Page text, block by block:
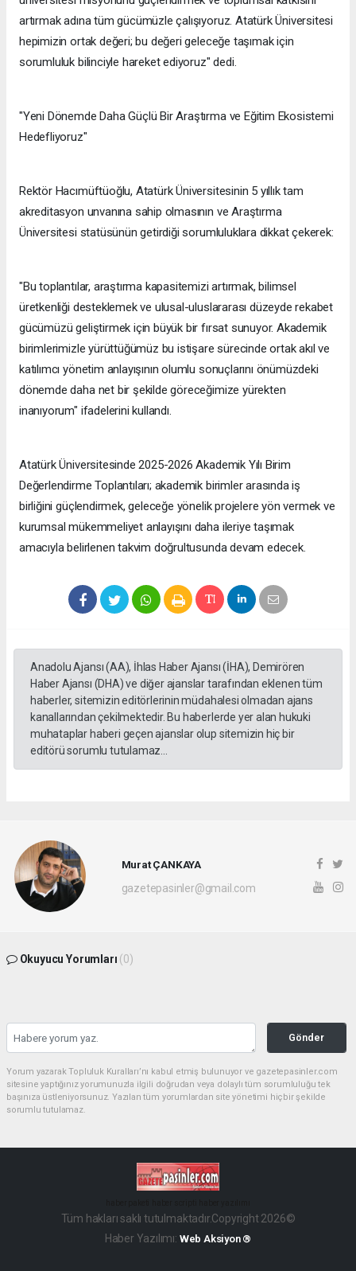
artırmak adına tüm gücümüzle çalışıyoruz. Atatürk Üniversitesi
hepimizin ortak değeri; bu değeri geleceğe taşımak için
sorumluluk bilinciyle hareket ediyoruz" dedi.
"Yeni Dönemde Daha Güçlü Bir Araştırma ve Eğitim Ekosistemi
Hedefliyoruz"
Rektör Hacımüftüoğlu, Atatürk Üniversitesinin 5 yıllık tam
akreditasyon unvanına sahip olmasının ve Araştırma
Üniversitesi statüsünün getirdiği sorumluluklara dikkat çekerek:
"Bu toplantılar, araştırma kapasitemizi artırmak, bilimsel
üretkenliği desteklemek ve ulusal-uluslararası düzeyde rekabet
gücümüzü geliştirmek için büyük bir fırsat sunuyor. Akademik
birimlerimizle yürüttüğümüz bu istişare sürecinde ortak akıl ve
katılımcı yönetim anlayışının olumlu sonuçlarını önümüzdeki
dönemde daha net bir şekilde göreceğimize yürekten
inanıyorum" ifadelerini kullandı.
Atatürk Üniversitesinde 2025-2026 Akademik Yılı Birim
Değerlendirme Toplantıları; akademik birimler arasında iş
birliğini güçlendirmek, geleceğe yönelik projelere yön vermek ve
kurumsal mükemmeliyet anlayışını daha ileriye taşımak
amacıyla belirlenen takvim doğrultusunda devam edecek.
Anadolu Ajansı (AA), İhlas Haber Ajansı (İHA), Demirören
Haber Ajansı (DHA) ve diğer ajanslar tarafından eklenen tüm
haberler, sitemizin editörlerinin müdahalesi olmadan ajans
kanallarından çekilmektedir. Bu haberlerde yer alan hukuki
muhataplar haberi geçen ajanslar olup sitemizin hiç bir
editörü sorumlu tutulamaz...
Murat ÇANKAYA
gazetepasinler@gmail.com
Okuyucu Yorumları (0)
Gönder
Yorum yazarak Topluluk Kuralları’nı kabul etmiş bulunuyor ve gazetepasinler.com
sitesine yaptığınız yorumunuzla ilgili doğrudan veya dolaylı tüm sorumluluğu tek
başınıza üstleniyorsunuz. Yazılan tüm yorumlardan site yönetimi hiçbir şekilde
sorumlu tutulamaz.
Tüm hakları saklı tutulmaktadır.Copyright 2026©
Haber Yazılımı: Web Aksiyon ®